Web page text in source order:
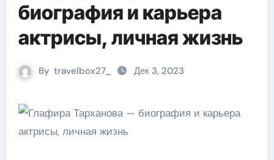
биография и карьера
актрисы, личная жизнь
By travelbox27_ Дек 3, 2023